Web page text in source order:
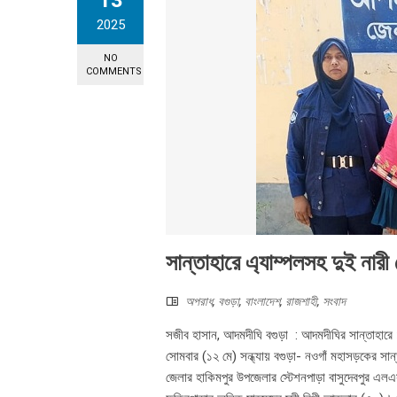
2025
NO
COMMENTS
সান্তাহারে এ্যাম্পলসহ দুই নারী
অপরাধ, বগুড়া, বাংলাদেশ, রাজশাহী, সংবাদ
সজীব হাসান, আদমদীঘি বগুড়া : আদমদীঘির
সোমবার (১২ মে) সন্ধ্যায় বগুড়া- নওগাঁ মহাসড়কের
জেলার হাকিমপুর উপজেলার স্টেশনপাড়া বাসুদেবপুর